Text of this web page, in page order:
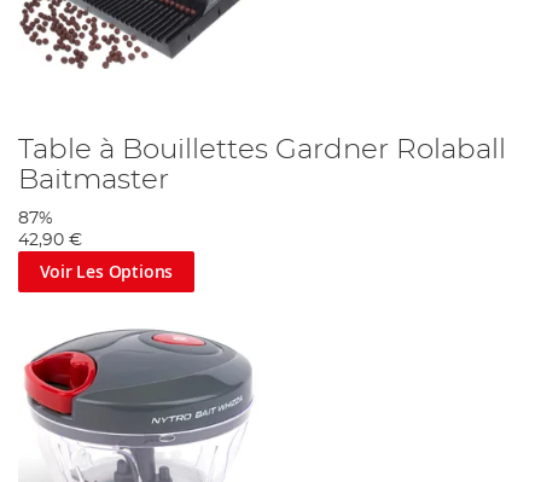
Table à Bouillettes Gardner Rolaball
Baitmaster
87%
42,90 €
Voir Les Options